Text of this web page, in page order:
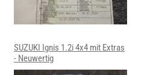
SUZUKI Ignis 1.2i 4x4 mit Extras
- Neuwertig